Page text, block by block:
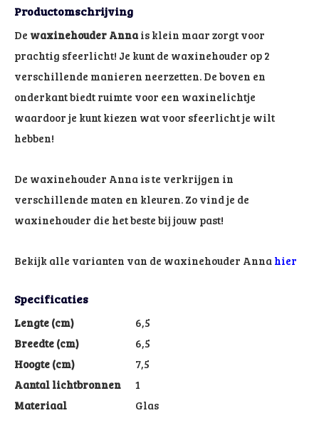
Productomschrijving
De waxinehouder Annais klein maar zorgt voor
prachtig sfeerlicht! Je kunt de waxinehouder op 2
verschillende manieren neerzetten. De boven en
onderkant biedt ruimte voor een waxinelichtje
waardoor je kunt kiezen wat voor sfeerlicht je wilt
hebben!
De waxinehouder Anna is te verkrijgen in
verschillende maten en kleuren. Zo vind je de
waxinehouder die het beste bij jouw past!
Bekijk alle varianten van de waxinehouder Anna hier
Specificaties
Lengte (cm)
6,5
Breedte (cm)
6,5
Hoogte (cm)
7,5
Aantal lichtbronnen
1
Materiaal
Glas